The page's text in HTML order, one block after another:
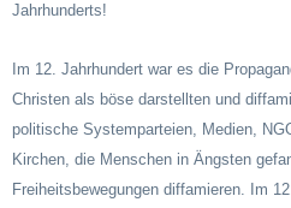
Jahrhunderts!
Im 12. Jahrhundert war es die
Christen als böse darstellten und
politische Systemparteien, Medien,
Kirchen, die Menschen in Ängsten
Freiheitsbewegungen diffamieren. Im